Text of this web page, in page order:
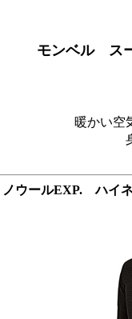
モンベル ス
暖かい空
ノウールEXP. ハ